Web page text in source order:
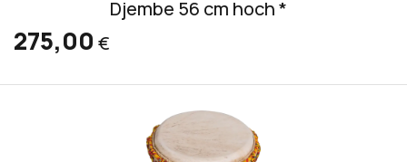
Djembe 56 cm hoch *
275,00 €